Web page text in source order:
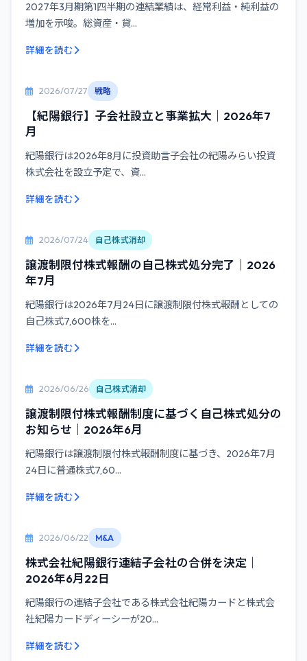
2027年3月期第1四半期の連結業績は、経常利益・純利益の
増加を示唆。総資産・貸...
詳細を読む
2026/07/27 戦略
【紀陽銀行】子会社設立と事業拡大｜2026年7
月
紀陽銀行は2026年8月に投資助言子会社の紀陽みらい投資
株式会社を設立予定で、資...
詳細を読む
2026/07/24 自己株式消却
譲渡制限付株式報酬の自己株式処分完了｜2026
年7月
紀陽銀行は2026年7月24日に譲渡制限付株式報酬としての
自己株式7,600株を...
詳細を読む
2026/06/26 自己株式消却
譲渡制限付株式報酬制度に基づく自己株式処分の
お知らせ｜2026年6月
紀陽銀行は譲渡制限付株式報酬制度に基づき、2026年7月
24日に普通株式7,60...
詳細を読む
2026/06/22 M&A
株式会社紀陽銀行連結子会社の合併を決定｜
2026年6月22日
紀陽銀行の連結子会社である株式会社紀陽カードと株式会
社紀陽カードディーシーが20...
詳細を読む